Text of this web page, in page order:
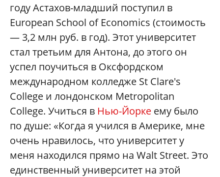
году Астахов-младший поступил в
European School of Economics (стоимость
— 3,2 млн руб. в год). Этот университет
стал третьим для Антона, до этого он
успел поучиться в Оксфордском
международном колледже St Clare's
College и лондонском Metropolitan
College. Учиться в Нью-Йорке ему было
по душе: «Когда я учился в Америке, мне
очень нравилось, что университет у
меня находился прямо на Walt Street. Это
единственный университет на этой